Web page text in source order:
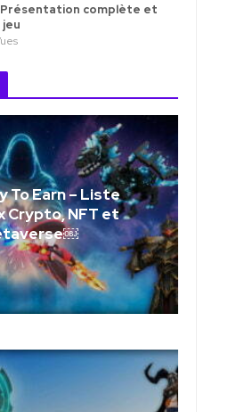
Présentation complète et
jeu
To Earn – Liste
Crypto, NFT et